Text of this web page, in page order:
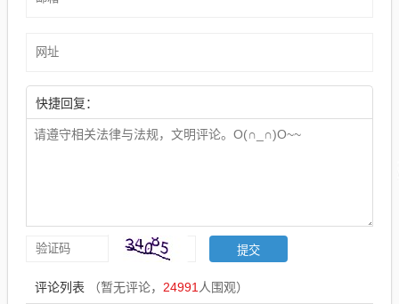
快捷回复：
评论列表 （暂无评论， 24991 人围观）